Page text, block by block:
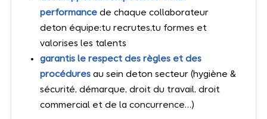
performancede chaque collaborateur
deton équipe:tu recrutes,tu formes et
valorises les talents
garantis le respect des règles et des
procéduresau sein deton secteur (hygiène &
sécurité, démarque, droit du travail, droit
commercial et de la concurrence…)